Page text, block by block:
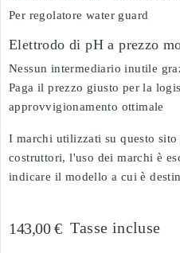
Per regolatore water guard
Elettrodo di pH a prezzo
Nessun intermediario inutile
Paga il prezzo giusto per la
approvvigionamento ottimale
I marchi utilizzati su questo
costruttori, l'uso dei marchi è
indicare il modello a cui è
143,00 € Tasse incluse